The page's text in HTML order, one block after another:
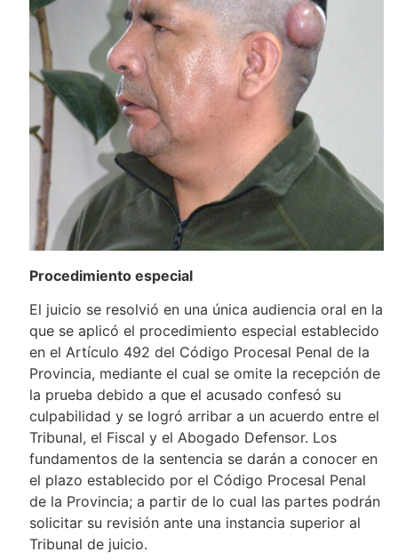
Procedimiento especial
El juicio se resolvió en una única audiencia oral en la
que se aplicó el procedimiento especial establecido
en el Artículo 492 del Código Procesal Penal de la
Provincia, mediante el cual se omite la recepción de
la prueba debido a que el acusado confesó su
culpabilidad y se logró arribar a un acuerdo entre el
Tribunal, el Fiscal y el Abogado Defensor. Los
fundamentos de la sentencia se darán a conocer en
el plazo establecido por el Código Procesal Penal
de la Provincia; a partir de lo cual las partes podrán
solicitar su revisión ante una instancia superior al
Tribunal de juicio.